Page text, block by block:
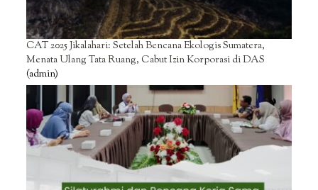
CAT 2025 Jikalahari: Setelah Bencana Ekologis Sumatera,
Menata Ulang Tata Ruang, Cabut Izin Korporasi di DAS
(admin)